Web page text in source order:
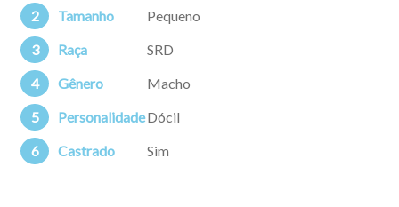
Tamanho
Pequeno
Raça
SRD
Gênero
Macho
PersonalidadeDócil
Castrado
Sim